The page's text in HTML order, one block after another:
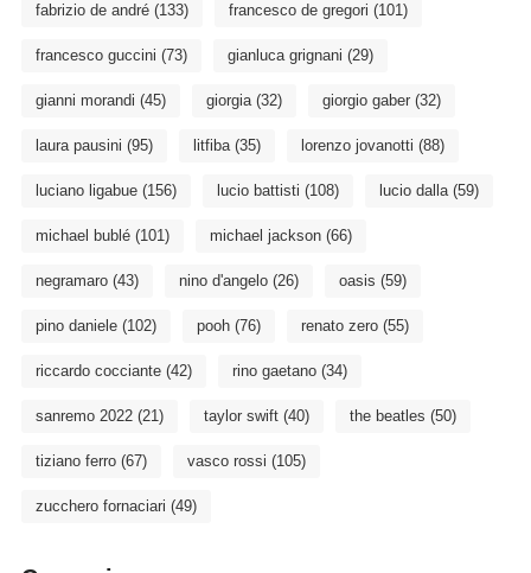
fabrizio de andré(133) francesco de gregori (101)
francesco guccini (73) gianluca grignani (29)
gianni morandi (45) giorgia(32) giorgio gaber(32)
laura pausini (95) litfiba(35) lorenzo jovanotti (88)
luciano ligabue(156) lucio battisti (108) lucio dalla(59)
michael bublé(101) michael jackson(66)
negramaro(43) nino d'angelo(26) oasis (59)
pino daniele(102) pooh(76) renato zero(55)
riccardo cocciante(42) rino gaetano(34)
sanremo 2022(21) taylor swift(40) the beatles (50)
tiziano ferro(67) vasco rossi (105)
zucchero fornaciari (49)